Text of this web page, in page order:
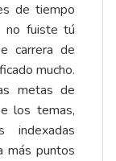
de tiempo
no fuiste tú
carrera de
mucho.
metas de
los temas,
más puntos